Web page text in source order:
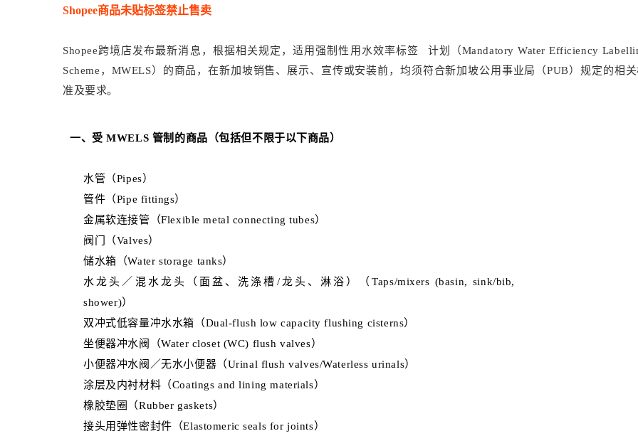
Shopee商品未贴标签禁止售卖
Shopee跨境店发布最新消息，根据相关规定，适用强制性用 水效率标签
计划（Mandatory Water Efficiency
Scheme，MWELS）的商品，在新加坡销售、展示、宣传或安装前，均须符合新加坡公用事业局（PUB）规定的相
准及要求。
一、受 MWELS 管制的商品（包括但不限于以下商品）
水管（Pipes）
管件（Pipe fittings）
金属软连接管（Flexible metal connecting tubes）
阀门（Valves）
储水箱（Water storage tanks）
水龙头／混水龙头（面盆、洗涤槽/龙头、淋浴）（Taps/mixers (basin, sink/bib,
shower)）
双冲式低容量冲水水箱（Dual-flush low capacity flushing cisterns）
坐便器冲水阀（Water closet (WC) flush valves）
小便器冲水阀／无水小便器（Urinal flush valves/Waterless urinals）
涂层及内衬材料（Coatings and lining materials）
橡胶垫圈（Rubber gaskets）
接头用弹性密封件（Elastomeric seals for joints）